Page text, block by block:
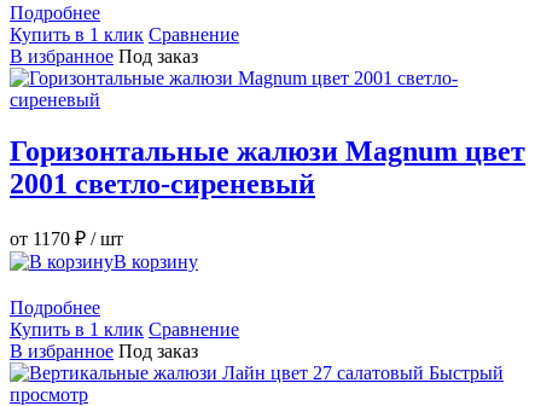
Подробнее
Купить в 1 клик Сравнение
В избранное Под заказ
Горизонтальные жалюзи Magnum цвет
2001 светло-сиреневый
от 1170 ₽ / шт
В корзину
Подробнее
Купить в 1 клик Сравнение
В избранное Под заказ
Быстрый
просмотр